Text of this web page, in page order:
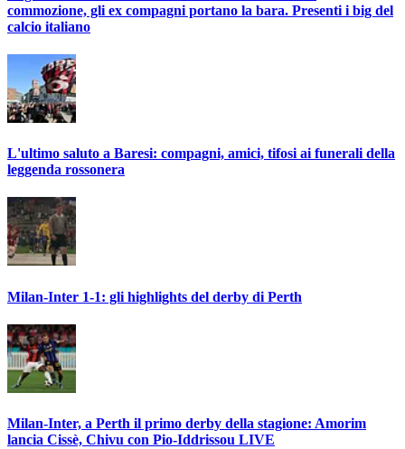
commozione, gli ex compagni portano la bara. Presenti i big del
calcio italiano
L'ultimo saluto a Baresi: compagni, amici, tifosi ai funerali della
leggenda rossonera
Milan-Inter 1-1: gli highlights del derby di Perth
Milan-Inter, a Perth il primo derby della stagione: Amorim
lancia Cissè, Chivu con Pio-Iddrissou LIVE